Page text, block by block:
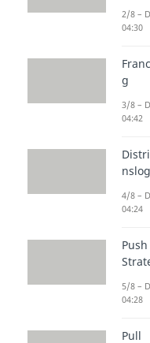
Der
2/8 –
04:30
g
3/8 –
04:42
4/8 –
04:24
Push
5/8 –
04:28
Pull